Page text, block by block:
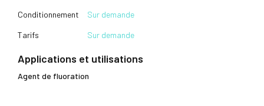
Conditionnement Sur demande
Tarifs Sur demande
Applications et utilisations
Agent de fluoration